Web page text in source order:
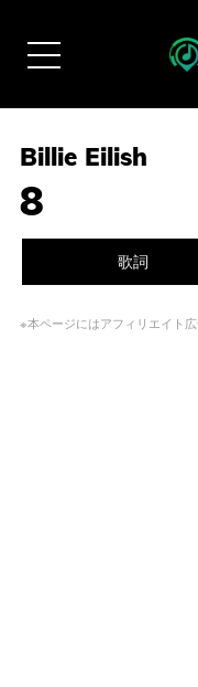
Billie Eilish
8
歌詞
※本ページにはアフィリエイト